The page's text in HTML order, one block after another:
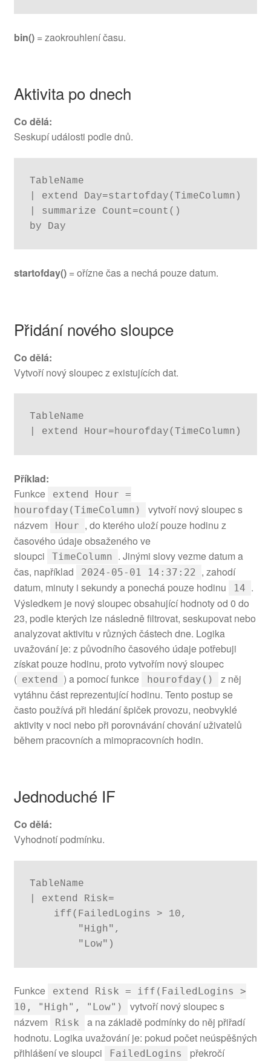
bin()= zaokrouhlení času.
Aktivita po dnech
Co dělá:
Seskupí události podle dnů.
TableName
| extend Day=startofday(TimeColumn)
| summarize Count=count()
by Day
startofday()= ořízne čas a nechá pouze datum.
Přidání nového sloupce
Co dělá:
Vytvoří nový sloupec z existujících dat.
TableName
| extend Hour=hourofday(TimeColumn)
Příklad:
Funkce
extend Hour =
hourofday(TimeColumn)
vytvoří nový sloupec s
názvem
Hour , do kterého uloží pouze hodinu z
časového údaje obsaženého ve
sloupci
TimeColumn . Jinými slovy vezme datum a
čas, například
2024-05-01 14:37:22 , zahodí
datum, minuty i sekundy a ponechá pouze hodinu
14 .
Výsledkem je nový sloupec obsahující hodnoty od 0 do
23, podle kterých lze následně filtrovat, seskupovat nebo
analyzovat aktivitu v různých částech dne. Logika
uvažování je: z původního časového údaje potřebuji
získat pouze hodinu, proto vytvořím nový sloupec
( extend ) a pomocí funkce hourofday()
z něj
vytáhnu část reprezentující hodinu. Tento postup se
často používá při hledání špiček provozu, neobvyklé
aktivity v noci nebo při porovnávání chování uživatelů
během pracovních a mimopracovních hodin.
Jednoduché IF
Co dělá:
Vyhodnotí podmínku.
TableName
| extend Risk=
        "Low")
Funkce
extend Risk = iff(FailedLogins >
10, "High", "Low")
vytvoří nový sloupec s
názvem
Risk
a na základě podmínky do něj přiřadí
hodnotu. Logika uvažování je: pokud počet neúspěšných
přihlášení ve sloupci
FailedLogins
překročí